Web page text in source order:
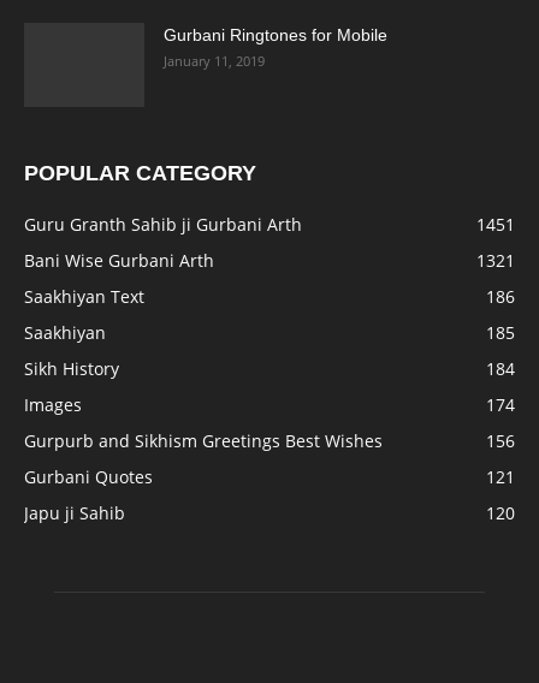
Gurbani Ringtones for Mobile
January 11, 2019
POPULAR CATEGORY
Guru Granth Sahib ji Gurbani Arth
1451
Bani Wise Gurbani Arth
1321
Saakhiyan Text
186
Saakhiyan
185
Sikh History
184
Images
174
Gurpurb and Sikhism Greetings Best Wishes
156
Gurbani Quotes
121
Japu ji Sahib
120